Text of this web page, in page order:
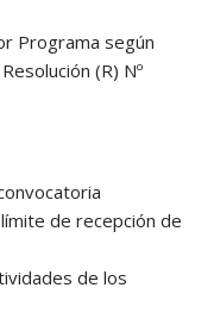
Programa según
(R) Nº
de recepción de
de los